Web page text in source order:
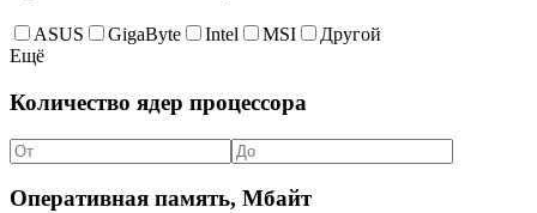
ASUS GigaByte Intel MSI
Другой
Ещё
Количество ядер процессора
Оперативная память, Мбайт